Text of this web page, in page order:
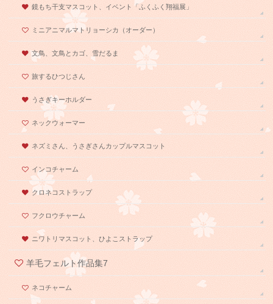
鏡もち干支マスコット、イベント「ふくふく翔福展」
ミニアニマルマトリョーシカ（オーダー）
文鳥、文鳥とカゴ、雪だるま
旅するひつじさん
うさぎキーホルダー
ネックウォーマー
ネズミさん、うさぎさんカップルマスコット
インコチャーム
クロネコストラップ
フクロウチャーム
ニワトリマスコット、ひよこストラップ
羊毛フェルト作品集7
ネコチャーム